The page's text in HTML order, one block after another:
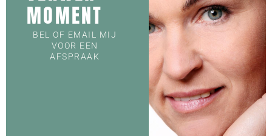
MOMENT
BEL OF EMAIL MIJ
VOOR EEN
AFSPRAAK